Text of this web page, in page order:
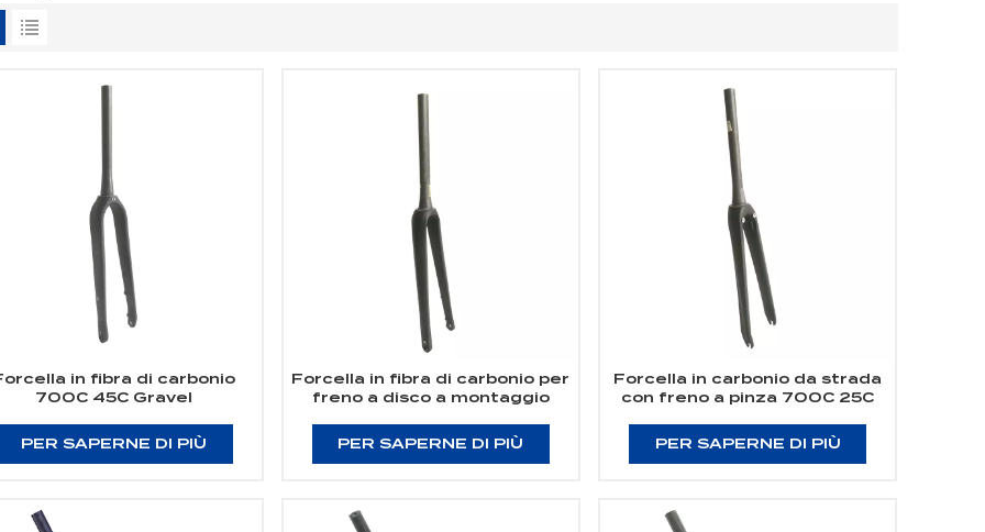
in fibra di carbonio
700C 45C Gravel
PER SAPERNE DI PIÙ
Forcella in fibra di carbonio per
freno a disco a montaggio
PER SAPERNE DI PIÙ
Forcella in carbonio da strada
con freno a pinza 700C 25C
PER SAPERNE DI PIÙ